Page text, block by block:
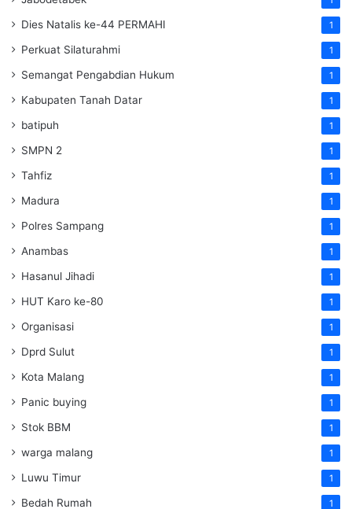
Dies Natalis ke-44 PERMAHI 1
Perkuat Silaturahmi 1
Semangat Pengabdian Hukum 1
Kabupaten Tanah Datar 1
batipuh 1
SMPN 2 1
Tahfiz 1
Madura 1
Polres Sampang 1
Anambas 1
Hasanul Jihadi 1
HUT Karo ke-80 1
Organisasi 1
Dprd Sulut 1
Kota Malang 1
Panic buying 1
Stok BBM 1
warga malang 1
Luwu Timur 1
Bedah Rumah 1